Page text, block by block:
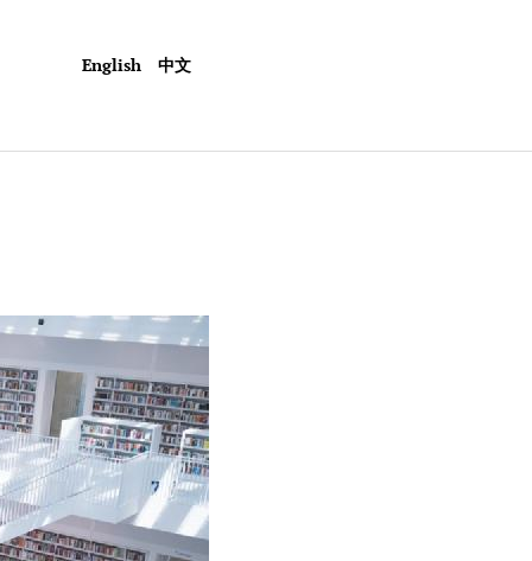
English 中文